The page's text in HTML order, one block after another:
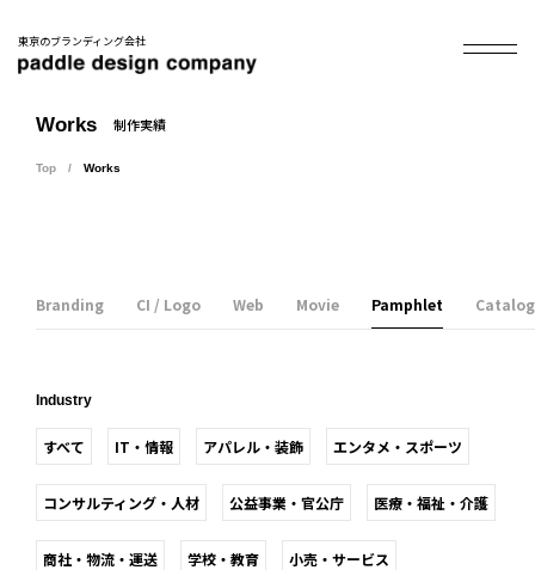
東京のブランディング会社
Works 制作実績
Top Works
Branding CI / Logo Web Movie Pamphlet Catalog
Industry
すべて IT・情報 アパレル・装飾 エンタメ・スポーツ
コンサルティング・人材 公益事業・官公庁 医療・福祉・介護
商社・物流・運送 学校・教育 小売・サービス